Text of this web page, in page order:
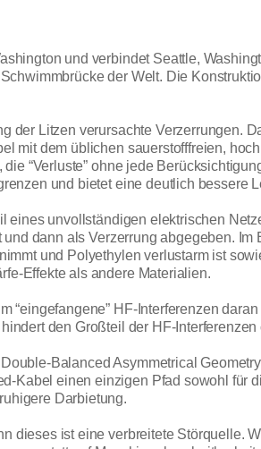
und verbindet Seattle,
der Welt. Die
der Litzen verursachte Verzerrungen.
mit dem üblichen sauerstofffreien,
“Verluste” ohne jede
und bietet eine deutlich bessere
eines unvollständigen elektrischen
dann als Verzerrung abgegeben.
und Polyethylen verlustarm ist
Effekte als andere Materialien.
“eingefangene” HF-Interferenzen
den Großteil der HF-
Balanced Asymmetrical
Kabel einen einzigen Pfad sowohl für
Darbietung.
dieses ist eine verbreitete Störquelle.